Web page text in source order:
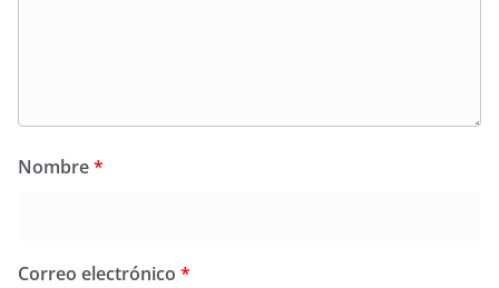
Nombre*
Correo electrónico *